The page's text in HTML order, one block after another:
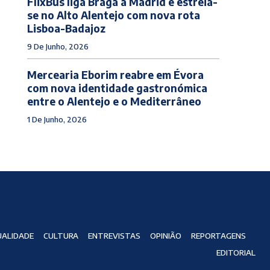
se no Alto Alentejo com nova rota
Lisboa-Badajoz
9 De Junho, 2026
Mercearia Eborim reabre em Évora
com nova identidade gastronómica
entre o Alentejo e o Mediterrâneo
1 De Junho, 2026
CULTURA ENTREVISTAS OPINIÃO
REPORTAGENS
EDITORIAL